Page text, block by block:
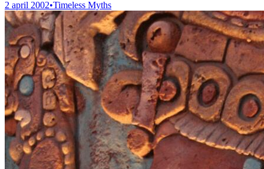
2 april 2002•Timeless Myths